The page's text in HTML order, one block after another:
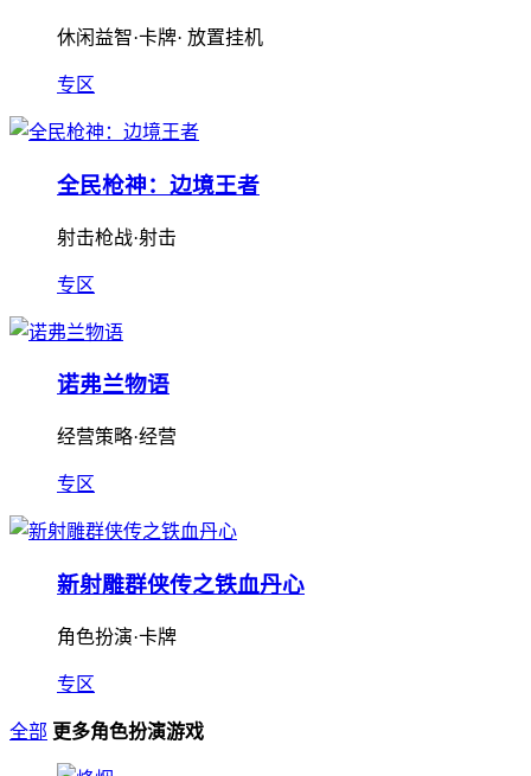
休闲益智·卡牌· 放置挂机
专区
全民枪神：边境王者
射击枪战·射击
专区
诺弗兰物语
经营策略·经营
专区
新射雕群侠传之铁血丹心
角色扮演·卡牌
专区
全部 更多角色扮演游戏